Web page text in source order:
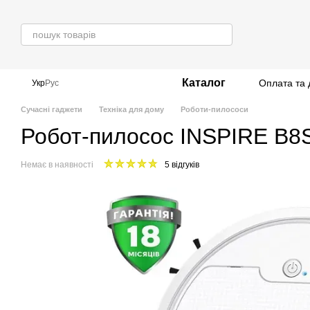
УкрРус Каталог Оплата та
Сучасні гаджети Техніка для дому Роботи-пилососи
Робот-пилосос INSPIRE
Немає в наявності 5 відгуків